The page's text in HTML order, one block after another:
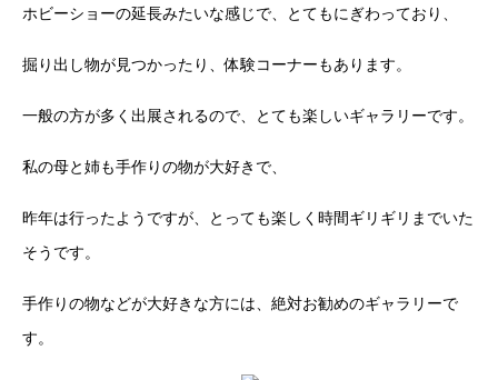
ホビーショーの延長みたいな感じで、とてもにぎわっており、
掘り出し物が見つかったり、体験コーナーもあります。
一般の方が多く出展されるので、とても楽しいギャラリーです。
私の母と姉も手作りの物が大好きで、
昨年は行ったようですが、とっても楽しく時間ギリギリまでいた
そうです。
手作りの物などが大好きな方には、絶対お勧めのギャラリーで
す。